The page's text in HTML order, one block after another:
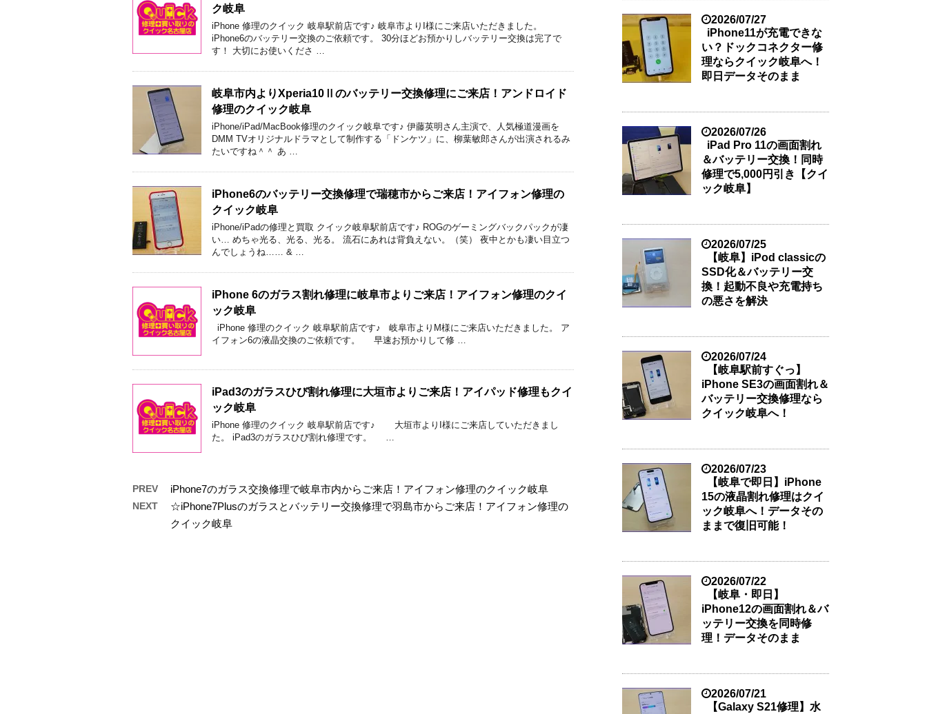
ク岐阜
iPhone 修理のクイック 岐阜駅前店です♪ 岐阜市よりI様にご来店いただきました。
iPhone6のバッテリー交換のご依頼です。 30分ほどお預かりしバッテリー交換は完了で
す！ 大切にお使いくださ …
岐阜市内よりXperia10Ⅱのバッテリー交換修理にご来店！アンドロイド
修理のクイック岐阜
iPhone/iPad/MacBook修理のクイック岐阜です♪ 伊藤英明さん主演で、人気極道漫画を
DMM TVオリジナルドラマとして制作する「ドンケツ」に、柳葉敏郎さんが出演されるみ
たいですね＾＾ あ …
iPhone6のバッテリー交換修理で瑞穂市からご来店！アイフォン修理の
クイック岐阜
iPhone/iPadの修理と買取 クイック岐阜駅前店です♪ ROGのゲーミングバックパックが凄
い… めちゃ光る、光る、光る。 流石にあれは背負えない。（笑） 夜中とかも凄い目立つ
んでしょうね…… & …
iPhone 6のガラス割れ修理に岐阜市よりご来店！アイフォン修理のクイ
ック岐阜
iPhone 修理のクイック 岐阜駅前店です♪ 岐阜市よりM様にご来店いただきました。 ア
イフォン6の液晶交換のご依頼です。 早速お預かりして修 …
iPad3のガラスひび割れ修理に大垣市よりご来店！アイパッド修理もクイ
ック岐阜
iPhone 修理のクイック 岐阜駅前店です♪ 大垣市よりI様にご来店していただきまし
た。 iPad3のガラスひび割れ修理です。 …
PREV iPhone7のガラス交換修理で岐阜市内からご来店！アイフォン修理のクイック岐阜
NEXT
☆iPhone7Plusのガラスとバッテリー交換修理で羽島市からご来店！アイフォン修理の
クイック岐阜
2026/07/27
iPhone11が充電できな
い？ドックコネクター修
理ならクイック岐阜へ！
即日データそのまま
2026/07/26
iPad Pro 11の画面割れ
＆バッテリー交換！同時
修理で5,000円引き【クイ
ック岐阜】
2026/07/25
【岐阜】iPod classicの
SSD化＆バッテリー交
換！起動不良や充電持ち
の悪さを解決
2026/07/24
【岐阜駅前すぐっ】
iPhone SE3の画面割れ＆
バッテリー交換修理なら
クイック岐阜へ！
2026/07/23
【岐阜で即日】iPhone
15の液晶割れ修理はクイ
ック岐阜へ！データその
ままで復旧可能！
2026/07/22
【岐阜・即日】
iPhone12の画面割れ＆バ
ッテリー交換を同時修
理！データそのまま
2026/07/21
【Galaxy S21修理】水